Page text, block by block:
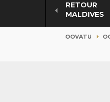
RETOUR
MALDIVES
OOVATU